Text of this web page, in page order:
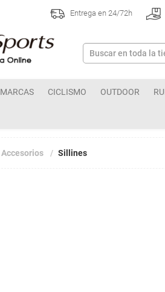
Entrega en 24/72h
MARCAS CICLISMO OUTDOOR
Accesorios Sillines